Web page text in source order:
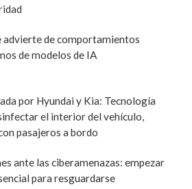
advierte de comportamientos
de modelos de IA
por Hyundai y Kia: Tecnología
el interior del vehículo,
pasajeros a bordo
ante las ciberamenazas: empezar
para resguardarse